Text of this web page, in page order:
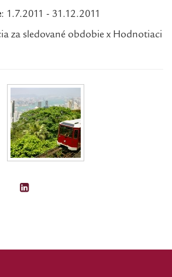
: 1.7.2011 - 31.12.2011
za sledované obdobie x Hodnotiaci